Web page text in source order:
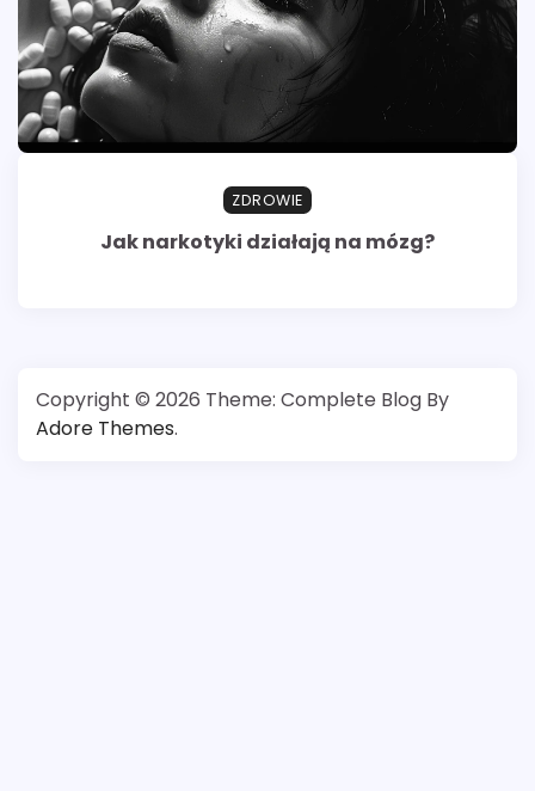
ZDROWIE
Jak narkotyki działają na mózg?
Copyright © 2026 Theme: Complete Blog By
Adore Themes.